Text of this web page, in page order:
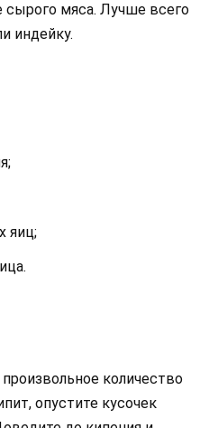
сырого мяса. Лучше всего
индейку.
яиц;
количество
опустите кусочек